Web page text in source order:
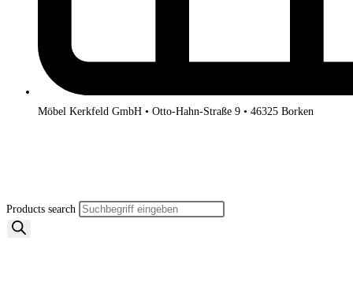
Möbel Kerkfeld GmbH • Otto-Hahn-Straße 9 • 46325 Borken
Products search